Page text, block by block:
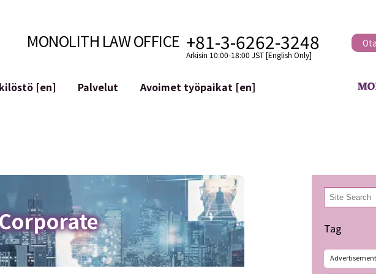
MONOLITH LAW OFFICE +81-3-6262-3248
Arkisin 10:00-18:00 JST [English Only]
[en]
Palvelut
Maineen hallinta
Loukkaavan lausuman tunnistaminen
Avoimet työpaikat [en]
検
索
Tag